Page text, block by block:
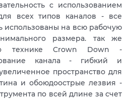
с использованием
всех типов каналов - все
использованы на всю рабочую
размера. так же
технике Crown Down -
канала - гибкий и
пространство для
и обоюдоострые лезвия -
по всей длине за счет